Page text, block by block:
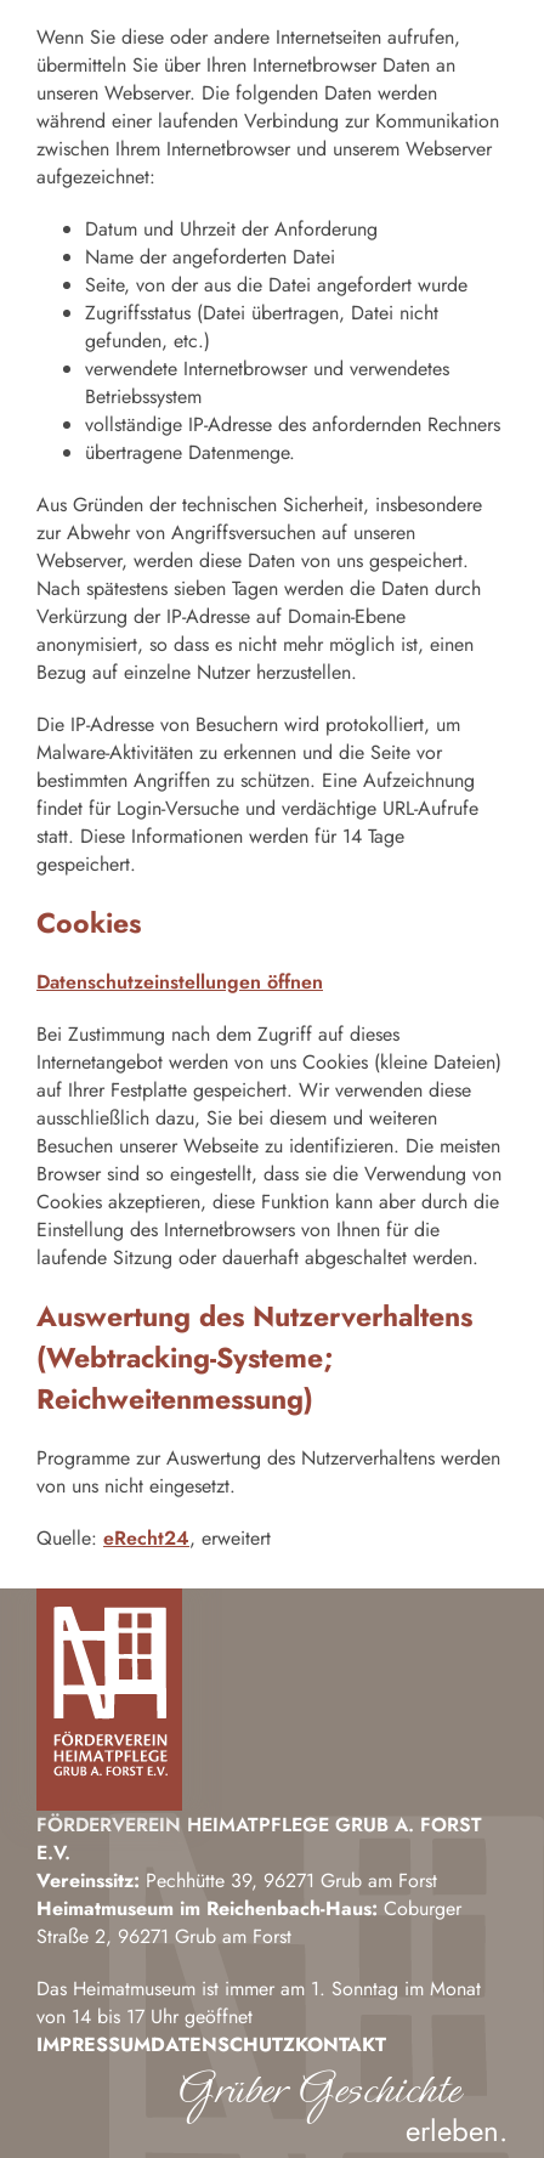
Wenn Sie diese oder andere Internetseiten aufrufen,
übermitteln Sie über Ihren Internetbrowser Daten an
unseren Webserver. Die folgenden Daten werden
während einer laufenden Verbindung zur Kommunikation
zwischen Ihrem Internetbrowser und unserem Webserver
aufgezeichnet:
Datum und Uhrzeit der Anforderung
Name der angeforderten Datei
Seite, von der aus die Datei angefordert wurde
Zugriffsstatus (Datei übertragen, Datei nicht
gefunden, etc.)
verwendete Internetbrowser und verwendetes
Betriebssystem
vollständige IP-Adresse des anfordernden Rechners
übertragene Datenmenge.
Aus Gründen der technischen Sicherheit, insbesondere
zur Abwehr von Angriffsversuchen auf unseren
Webserver, werden diese Daten von uns gespeichert.
Nach spätestens sieben Tagen werden die Daten durch
Verkürzung der IP-Adresse auf Domain-Ebene
anonymisiert, so dass es nicht mehr möglich ist, einen
Bezug auf einzelne Nutzer herzustellen.
Die IP-Adresse von Besuchern wird protokolliert, um
Malware-Aktivitäten zu erkennen und die Seite vor
bestimmten Angriffen zu schützen. Eine Aufzeichnung
findet für Login-Versuche und verdächtige URL-Aufrufe
statt. Diese Informationen werden für 14 Tage
gespeichert.
Cookies
Datenschutzeinstellungen öffnen
Bei Zustimmung nach dem Zugriff auf dieses
Internetangebot werden von uns Cookies (kleine Dateien)
auf Ihrer Festplatte gespeichert. Wir verwenden diese
ausschließlich dazu, Sie bei diesem und weiteren
Besuchen unserer Webseite zu identifizieren. Die meisten
Browser sind so eingestellt, dass sie die Verwendung von
Cookies akzeptieren, diese Funktion kann aber durch die
Einstellung des Internetbrowsers von Ihnen für die
laufende Sitzung oder dauerhaft abgeschaltet werden.
Auswertung des Nutzerverhaltens
(Webtracking-Systeme;
Reichweitenmessung)
Programme zur Auswertung des Nutzerverhaltens werden
von uns nicht eingesetzt.
Quelle: eRecht24, erweitert
FÖRDERVEREIN HEIMATPFLEGE GRUB A. FORST
E.V.
Vereinssitz: Pechhütte 39, 96271 Grub am Forst
Heimatmuseum im Reichenbach-Haus: Coburger
Straße 2, 96271 Grub am Forst
Das Heimatmuseum ist immer am 1. Sonntag im Monat
von 14 bis 17 Uhr geöffnet
IMPRESSUMDATENSCHUTZKONTAKT
Grüber Geschichte
erleben.